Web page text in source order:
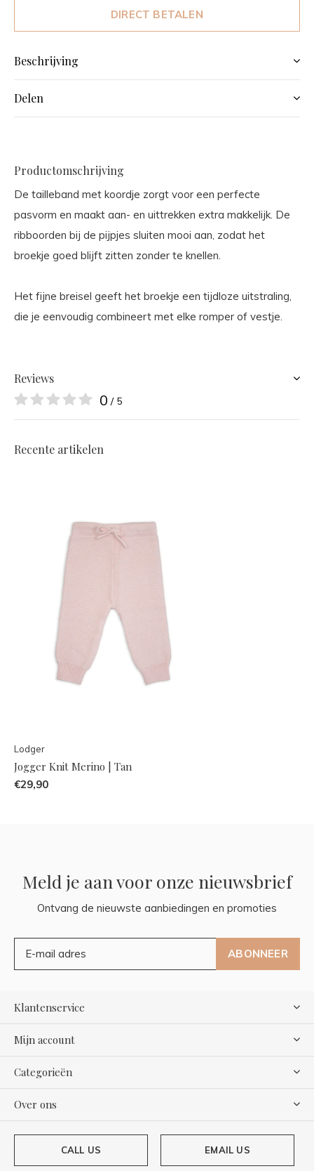
DIRECT BETALEN
Beschrijving
Delen
Productomschrijving
De tailleband met koordje zorgt voor een perfecte
pasvorm en maakt aan- en uittrekken extra makkelijk. De
ribboorden bij de pijpjes sluiten mooi aan, zodat het
broekje goed blijft zitten zonder te knellen.
Het fijne breisel geeft het broekje een tijdloze uitstraling,
die je eenvoudig combineert met elke romper of vestje.
Reviews
0 / 5
Recente artikelen
Lodger
Jogger Knit Merino | Tan
€29,90
Meld je aan voor onze nieuwsbrief
Ontvang de nieuwste aanbiedingen en promoties
ABONNEER
Klantenservice
Mijn account
Categorieën
Over ons
CALL US EMAIL US